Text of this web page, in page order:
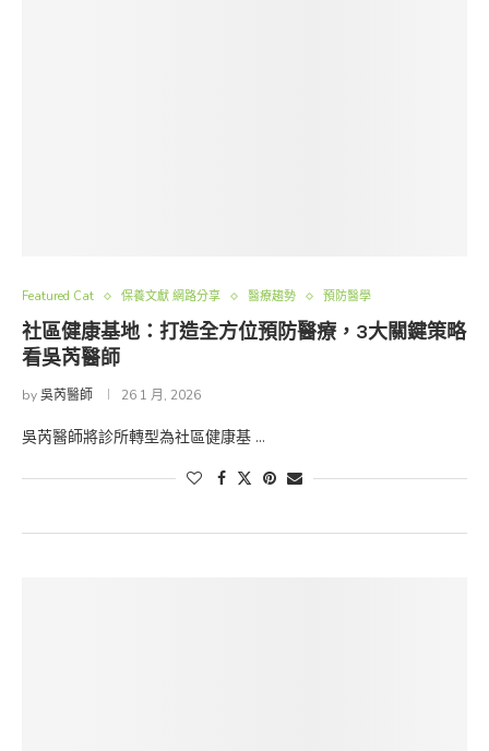
Featured Cat 保養文獻 網路分享 醫療趨勢 預防醫學
社區健康基地：打造全方位預防醫療，3大關鍵策略
看吳芮醫師
by吳芮醫師 26 1 月, 2026
吳芮醫師將診所轉型為社區健康基 …